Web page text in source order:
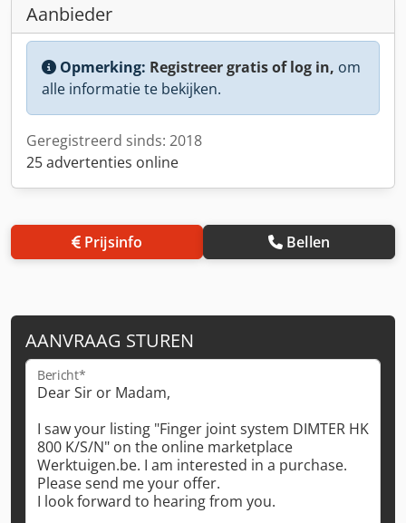
Aanbieder
Opmerking: Registreer gratis of log in, om
alle informatie te bekijken.
Geregistreerd sinds: 2018
25 advertenties online
Prijsinfo Bellen
AANVRAAG STUREN
Bericht*